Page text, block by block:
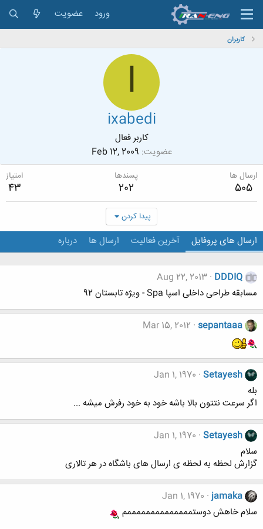
ورود عضویت
کاربران
I
ixabedi
کاربر فعال
عضویت Feb 12, 2009
ارسال ها
505
پسندها
202
امتیاز
43
پیدا کردن
ارسال های پروفایل آخرین فعالیت ارسال ها درباره
DDDIQ
Aug 22, 2013
مسابقه طراحی داخلی اسپا Spa - ویژه تابستان 92
sepantaaa
Mar 15, 2012
Setayesh
Jan 1, 1970
بله
اگر سرعت نتتون بالا باشه خود به خود رفرش میشه ...
Setayesh
Jan 1, 1970
سلام
گزارش لحظه به لحظه ی ارسال های باشگاه در هر تالاری
jamaka
Jan 1, 1970
سلام خاهش دوستممممممممممممممم